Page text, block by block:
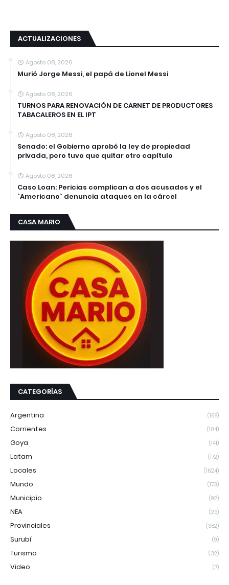
ACTUALIZACIONES
Agosto 08, 2026
Murió Jorge Messi, el papá de Lionel Messi
Agosto 08, 2026
TURNOS PARA RENOVACIÓN DE CARNET DE PRODUCTORES
TABACALEROS EN EL IPT
Agosto 08, 2026
Senado: el Gobierno aprobó la ley de propiedad
privada, pero tuvo que quitar otro capítulo
Agosto 08, 2026
Caso Loan: Pericias complican a dos acusados y el
`Americano` denuncia ataques en la cárcel
CASA MARIO
CATEGORÍAS
Argentina (168)
Corrientes (104)
Goya (141)
Latam (172)
Locales (1624)
Mundo (173)
Municipio (92)
NEA (25)
Provinciales (382)
Surubí (9)
Turismo (32)
Video (7)